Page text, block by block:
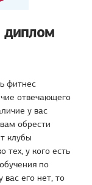
диплом
фитнес
отвечающего
у вас
обрести
клубы
тех, у кого есть
по
его нет, то